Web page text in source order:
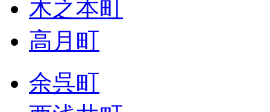
木之本町
高月町
余呉町